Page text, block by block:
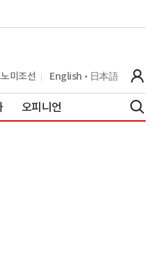
미조선 English 日本語
오피니언